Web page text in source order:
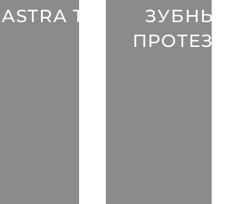
ASTRA TECH